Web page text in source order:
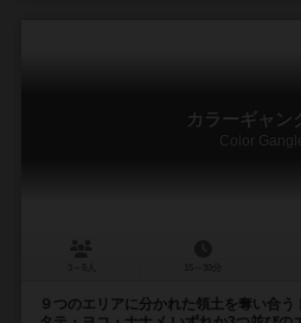
カラーギャン
Color
９つのエリアに分かれた領土を奪い合う